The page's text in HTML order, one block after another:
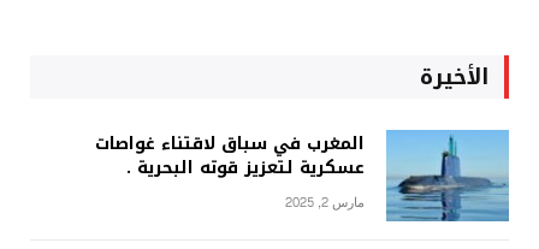
الأخيرة
المغرب في سباق لاقتناء غواصات
عسكرية لتعزيز قوته البحرية .
مارس 2, 2025